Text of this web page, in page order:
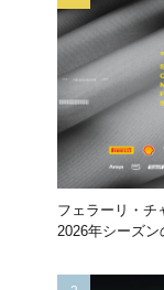
フェラーリ・チ
2026年シーズ